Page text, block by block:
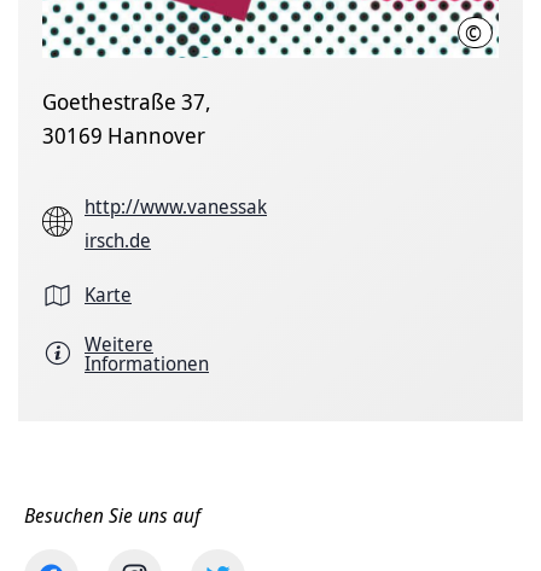
©
Goethestraße 37,
30169 Hannover
http://www.vanessak
irsch.de
Karte
Weitere
Informationen
Besuchen Sie uns auf